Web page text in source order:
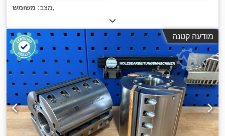
מצב: משומש ,
מודעה קטנה